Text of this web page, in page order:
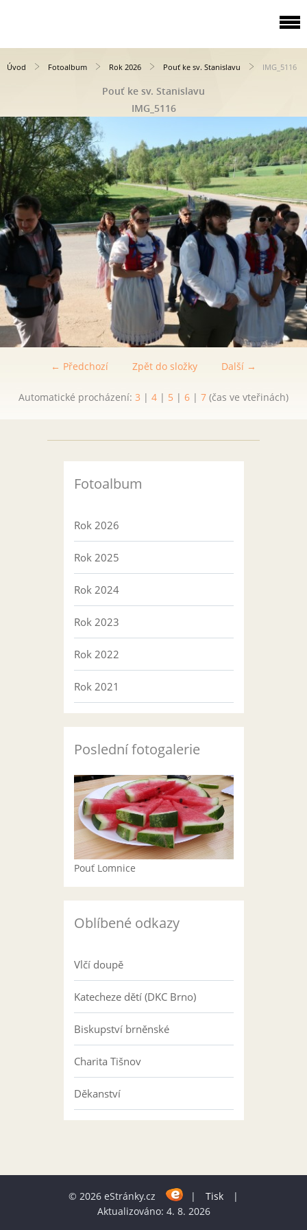
Úvod Fotoalbum Rok 2026 Pouť ke sv. Stanislavu IMG_5116
Pouť ke sv. Stanislavu
IMG_5116
← Předchozí Další →
Zpět do složky
Automatické procházení: 3 | 4 | 5 | 6 | 7 (čas ve vteřinách)
Fotoalbum
Rok 2026
Rok 2025
Rok 2024
Rok 2023
Rok 2022
Rok 2021
Poslední fotogalerie
Pouť Lomnice
Oblíbené odkazy
Vlčí doupě
Katecheze dětí (DKC Brno)
Biskupství brněnské
Charita Tišnov
Děkanství
© 2026 eStránky.cz | Tisk
|
Aktualizováno: 4. 8. 2026